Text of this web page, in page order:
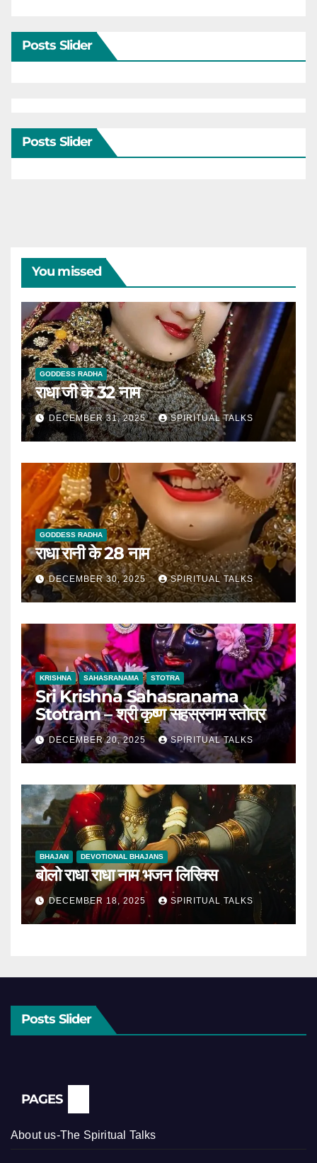
Posts Slider
Posts Slider
You missed
GODDESS RADHA
राधा जी के 32 नाम
DECEMBER 31, 2025 SPIRITUAL TALKS
GODDESS RADHA
राधा रानी के 28 नाम
DECEMBER 30, 2025 SPIRITUAL TALKS
KRISHNA SAHASRANAMA STOTRA
Sri Krishna Sahasranama
Stotram – श्री कृष्ण सहस्रनाम स्तोत्र
DECEMBER 20, 2025 SPIRITUAL TALKS
BHAJAN DEVOTIONAL BHAJANS
बोलो राधा राधा नाम भजन लिरिक्स
DECEMBER 18, 2025 SPIRITUAL TALKS
Posts Slider
PAGES
About us-The Spiritual Talks